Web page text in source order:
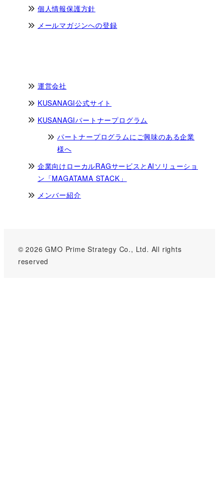
個人情報保護方針
メールマガジンへの登録
運営会社
KUSANAGI公式サイト
KUSANAGIパートナープログラム
パートナープログラムにご興味のある企業
様へ
企業向けローカルRAGサービスとAIソリューショ
ン「MAGATAMA STACK」
メンバー紹介
© 2026 GMO Prime Strategy Co., Ltd. All rights
reserved